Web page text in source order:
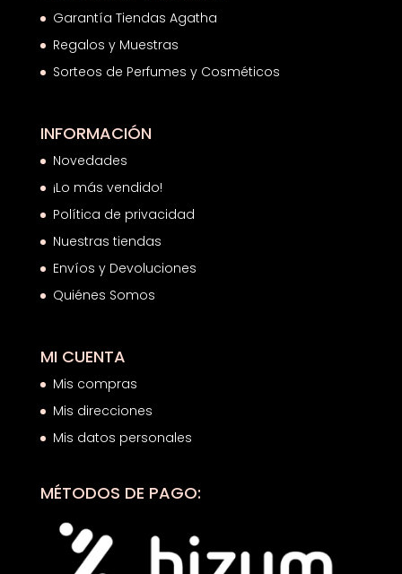
Garantía Tiendas Agatha
Regalos y Muestras
Sorteos de Perfumes y Cosméticos
INFORMACIÓN
Novedades
¡Lo más vendido!
Política de privacidad
Nuestras tiendas
Envíos y Devoluciones
Quiénes Somos
MI CUENTA
Mis compras
Mis direcciones
Mis datos personales
MÉTODOS DE PAGO: